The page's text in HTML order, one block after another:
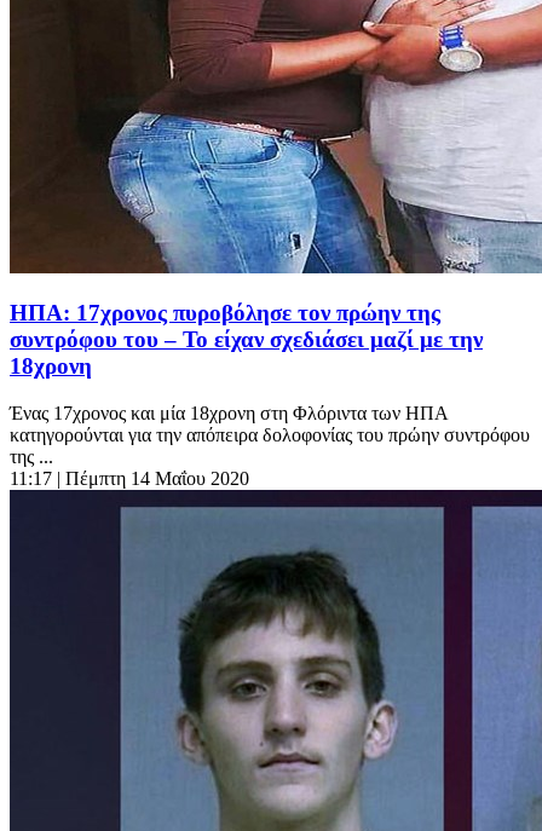
ΗΠΑ: 17χρονος πυροβόλησε τον πρώην της
συντρόφου του – Το είχαν σχεδιάσει μαζί με την
18χρονη
Ένας 17χρονος και μία 18χρονη στη Φλόριντα των ΗΠΑ
κατηγορούνται για την απόπειρα δολοφονίας του πρώην συντρόφου
της ...
11:17 | Πέμπτη 14 Μαΐου 2020